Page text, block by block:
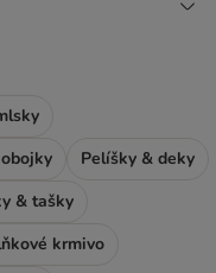
Pelíšky & deky
& tašky
krmivo